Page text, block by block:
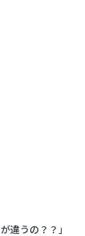
違うの？？」